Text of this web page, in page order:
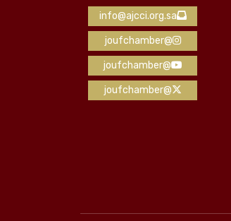
info@ajcci.org.sa
@joufchamber
@joufchamber
@joufchamber